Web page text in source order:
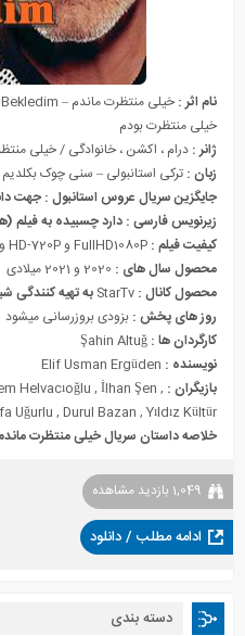
نام اثر :
خیلی منتظرت بودم
ژانر : درام ، اکشن ، خانوادگی / خیلی
زبان : ترکی استانبولی – سنی چوک بکلدیم
جایگزین سریال عروس استانبول :جهت
زیرنویس فارسی : داردچسبیده به فیلم
کیفیت فیلم : FullHD1080P و HD-720P و HQ480P
محصول سال های :
محصول کانال : StarTv به تهیه کنندگی
روز های پخش : بزودی بروزرسانی میشود
کارگردان ها : Şah
in Altuğ
نویسنده : Elif Usman Ergüden
بازیگران : Helvacıoğlu , İlhan Şen ,
Uğurlu , Durul Bazan , Yıldız Kültür
خلاصه داستان سریال خیلی منتظرت
1,049 بازدید مشاهده
ادامه مطلب / دانلود
دسته بندی